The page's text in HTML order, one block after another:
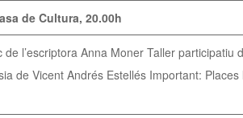
de Cultura, 20.00h
de l’escriptora Anna Moner Taller
de Vicent Andrés Estellés Important: